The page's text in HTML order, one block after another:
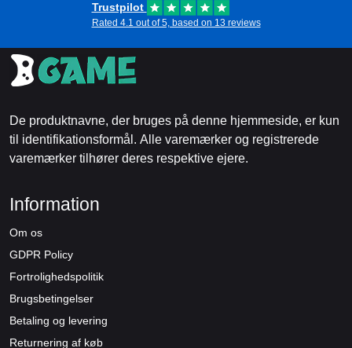
Trustpilot
Rated 4.1 out of 5, based on 13 reviews
De produktnavne, der bruges på denne hjemmeside, er kun
til identifikationsformål. Alle varemærker og registrerede
varemærker tilhører deres respektive ejere.
Information
Om os
GDPR Policy
Fortrolighedspolitik
Brugsbetingelser
Betaling og levering
Returnering af køb